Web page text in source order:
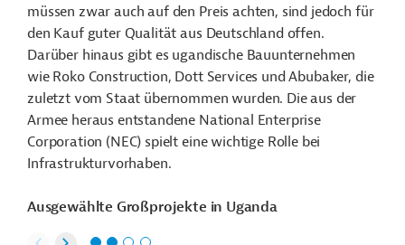
müssen zwar auch auf den Preis achten, sind jedoch für
den Kauf guter Qualität aus Deutschland offen.
Darüber hinaus gibt es ugandische Bauunternehmen
wie Roko Construction, Dott Services und Abubaker, die
zuletzt vom Staat übernommen wurden. Die aus der
Armee heraus entstandene National Enterprise
Corporation (NEC) spielt eine wichtige Rolle bei
Infrastrukturvorhaben.
Ausgewählte Großprojekte in Uganda